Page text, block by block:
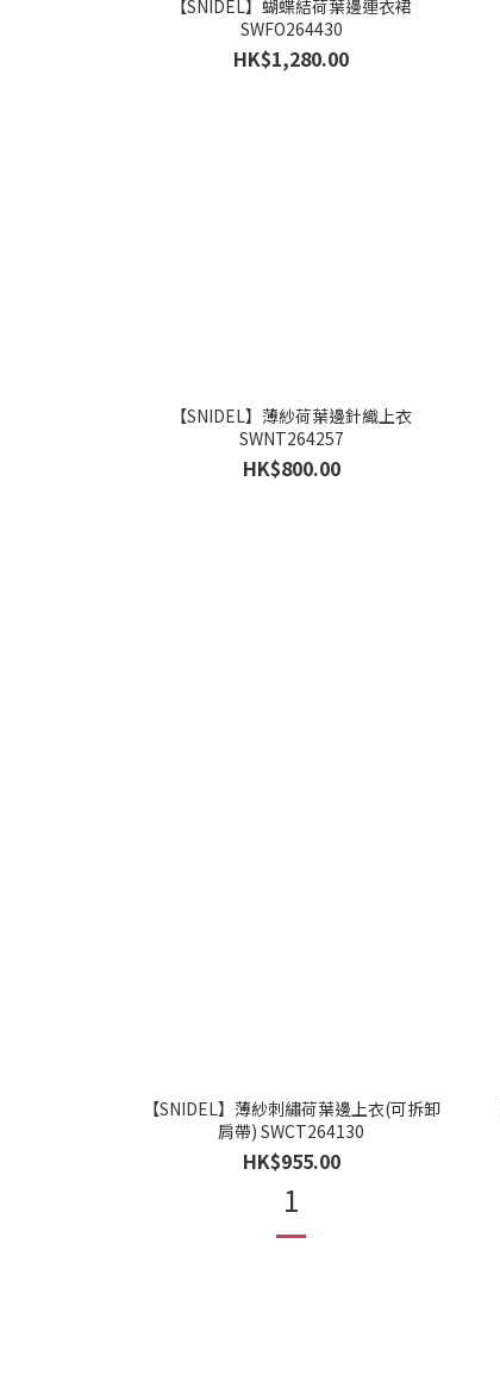
【SNIDEL】蝴蝶結荷葉邊連衣裙
SWFO264430
HK$1,280.00
【SNIDEL】薄紗荷葉邊針織上衣
SWNT264257
HK$800.00
【SNIDEL】薄紗刺繡荷葉邊上衣(可拆卸
肩帶) SWCT264130
HK$955.00
1